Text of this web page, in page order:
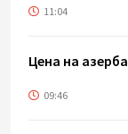
11:04
Цена на
09:46